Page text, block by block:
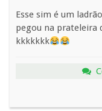
Esse sim é um
pegou na prateleira
kkkkkkk